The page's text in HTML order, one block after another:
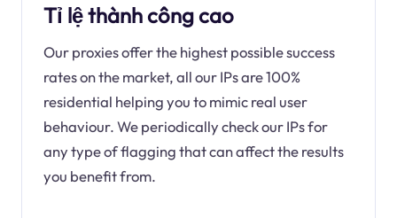
Tỉ lệ thành công cao
Our proxies offer the highest possible success
rates on the market, all our IPs are 100%
residential helping you to mimic real user
behaviour. We periodically check our IPs for
any type of flagging that can affect the results
you benefit from.